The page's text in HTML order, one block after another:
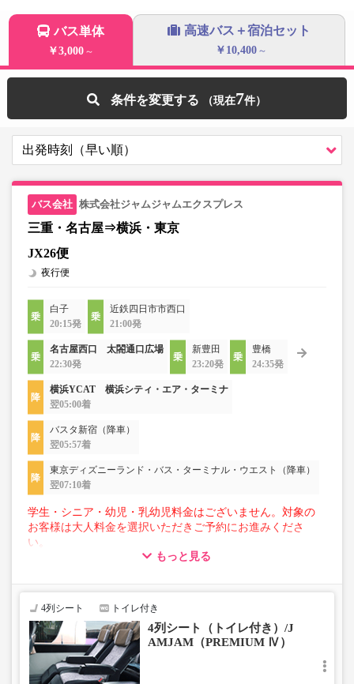
バス単体
￥3,000 ～
高速バス＋宿泊セット
￥10,400 ～
条件を変更する 7
株式会社ジャムジャムエクスプレス
三重・名古屋⇒横浜・東京
JX26便
夜行便
白子
20:15発
近鉄四日市市西口
21:00発
名古屋西口 太閤通口広場
22:30発
新豊田
23:20発
豊橋
24:35発
横浜YCAT 横浜シティ・エア・ターミナ
翌05:00着
バスタ新宿（降車）
翌05:57着
東京ディズニーランド・バス・ターミナル・ウエスト（降車）
翌07:10着
学生・シニア・幼児・乳幼児料金はございません。対象の
お客様は大人料金を選択いただきご予約にお進みくださ
い。
■トランクにてお預かりできる荷物
・3辺合計160cm以内、かつ10kg以下のものをおひとり様1
■お預かりできない荷物（貴重品以外は車内持ち込みも不
可）
楽器・自転車（折りたたみ含む）・ボード等の大きな荷
物、壊れ物、危険物、貴重品、ペット、
もっと見る
4列シート トイレ付き
4列シート（トイレ付き）/J
AMJAM（PREMIUM Ⅳ）